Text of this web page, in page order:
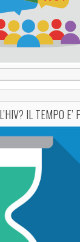
IL TEMPO E’